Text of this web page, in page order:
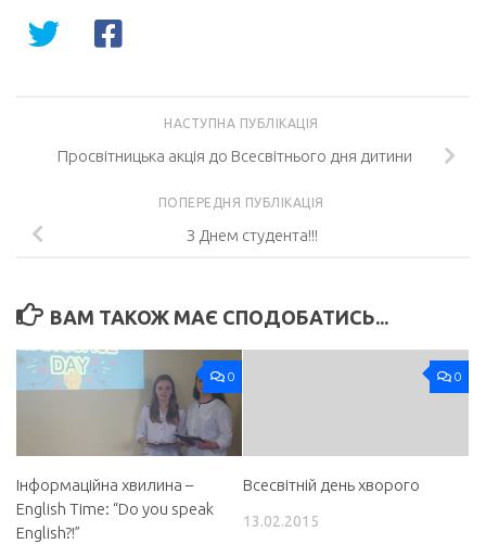
НАСТУПНА ПУБЛІКАЦІЯ
Просвітницька акція до Всесвітнього дня дитини
ПОПЕРЕДНЯ ПУБЛІКАЦІЯ
З Днем студента!!!
ВАМ ТАКОЖ МАЄ СПОДОБАТИСЬ...
0
Інформаційна хвилина –
English Time: “Do you speak
English?!”
0
Всесвітній день хворого
13.02.2015